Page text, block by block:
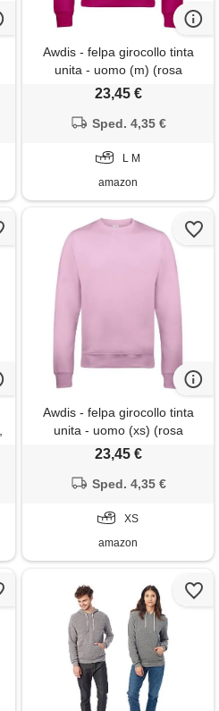
Awdis - felpa girocollo tinta
unita - uomo (m) (rosa
acceso)
23,45 €
Sped. 4,35 €
L M
amazon
Awdis - felpa girocollo tinta
unita - uomo (xs) (rosa
chiaro)
23,45 €
Sped. 4,35 €
XS
amazon